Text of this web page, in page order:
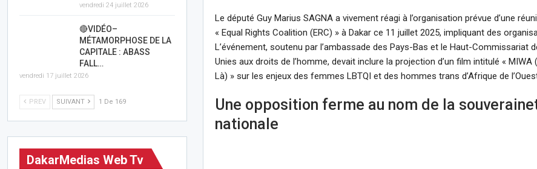
Le député Guy Marius SAGNA a vivement réagi à l’organisation prévue d’une
« Equal Rights Coalition (ERC) » à Dakar ce 11 juillet 2025, impliquant des
L’événement, soutenu par l’ambassade des Pays-Bas et le Haut-Commissariat
Unies aux droits de l’homme, devait inclure la projection d’un film intitulé «
Là) » sur les enjeux des femmes LBTQI et des hommes trans d’Afrique de
Une opposition ferme au nom de la
nationale
vendredi 24 juillet 2026
🔴VIDÉO–
MÉTAMORPHOSE DE LA
CAPITALE : ABASS
FALL…
vendredi 17 juillet 2026
PREV SUIVANT 1 De 169
DakarMedias Web Tv